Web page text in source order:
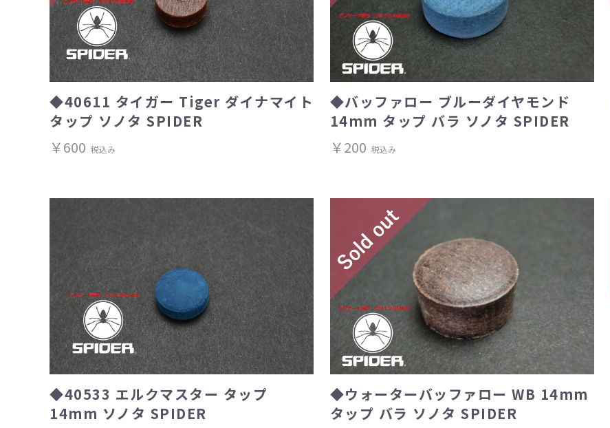
◆40611 タイガー Tiger ダイナマイト
タップ ソノタ SPIDER
￥600 税込み
◆バッファロー ブルーダイヤモンド
14mm タップ バラ ソノタ SPIDER
￥200 税込み
◆40533 エルクマスター タップ
14mm ソノタ SPIDER
◆ウォーターバッファロー WB 14mm
タップ バラ ソノタ SPIDER